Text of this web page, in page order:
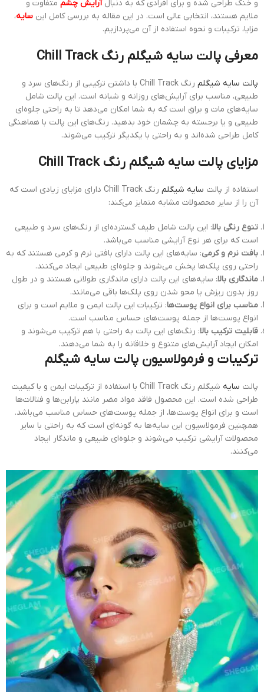
و خنک طراحی شده و برای افرادی که به دنبالآرایش چشم متفاوت و
ملایم هستند، انتخابی عالی است. در این مقاله به بررسی کامل این سایه،
مزایا، ترکیبات و نحوه استفاده از آن می‌پردازیم.
معرفی پالت سایه شیگلم رنگ Chill Track
پالت سایه شیگلم
رنگ Chill Track با داشتن ترکیبی از رنگ‌های سرد و
طبیعی، مناسب برای آرایش‌های روزانه و شبانه است. این پالت شامل
سایه‌های مات و براق است که به شما امکان می‌دهد تا به راحتی جلوه‌ای
طبیعی و یا برجسته به چشمان خود بدهید. رنگ‌های این پالت با هماهنگی
کامل طراحی شده‌اند و به راحتی با یکدیگر ترکیب می‌شوند.
مزایای پالت سایه شیگلم رنگ Chill Track
استفاده از پالت سایه شیگلم
رنگ Chill Track دارای مزایای زیادی است که
آن را از سایر محصولات مشابه متمایز می‌کند:
تنوع رنگی بالا: این پالت شامل طیف گسترده‌ای از رنگ‌های سرد و طبیعی
است که برای هر نوع آرایشی مناسب می‌باشد.
بافت نرم و کرمی: سایه‌های این پالت دارای بافتی نرم و کرمی هستند که به
راحتی روی پلک‌ها پخش می‌شوند و جلوه‌ای طبیعی ایجاد می‌کنند.
ماندگاری بالا: سایه‌های این پالت دارای ماندگاری طولانی هستند و در طول
روز بدون ریزش یا محو شدن روی پلک‌ها باقی می‌مانند.
مناسب برای انواع پوست‌ها: ترکیبات این پالت ایمن و ملایم است و برای
انواع پوست‌ها از جمله پوست‌های حساس مناسب است.
قابلیت ترکیب بالا: رنگ‌های این پالت به راحتی با هم ترکیب می‌شوند و
امکان ایجاد آرایش‌های متنوع و خلاقانه را به شما می‌دهند.
ترکیبات و فرمولاسیون پالت سایه شیگلم
پالت سایه
شیگلم رنگ Chill Track با استفاده از ترکیبات ایمن و با کیفیت
طراحی شده است. این محصول فاقد مواد مضر مانند پارابن‌ها و فتالات‌ها
است و برای انواع پوست‌ها، از جمله پوست‌های حساس مناسب می‌باشد.
همچنین فرمولاسیون این سایه‌ها به گونه‌ای است که به راحتی با سایر
محصولات آرایشی ترکیب می‌شوند و جلوه‌ای طبیعی و ماندگار ایجاد
می‌کنند.